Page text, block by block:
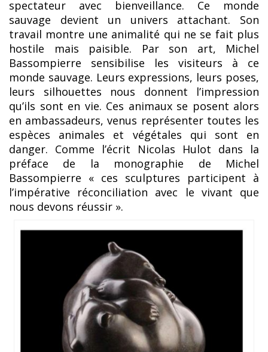
spectateur avec bienveillance. Ce monde
sauvage devient un univers attachant. Son
travail montre une animalité qui ne se fait plus
hostile mais paisible. Par son art, Michel
Bassompierre sensibilise les visiteurs à ce
monde sauvage. Leurs expressions, leurs poses,
leurs silhouettes nous donnent l’impression
qu’ils sont en vie. Ces animaux se posent alors
en ambassadeurs, venus représenter toutes les
espèces animales et végétales qui sont en
danger. Comme l’écrit Nicolas Hulot dans la
préface de la monographie de Michel
Bassompierre « ces sculptures participent à
l’impérative réconciliation avec le vivant que
nous devons réussir ».